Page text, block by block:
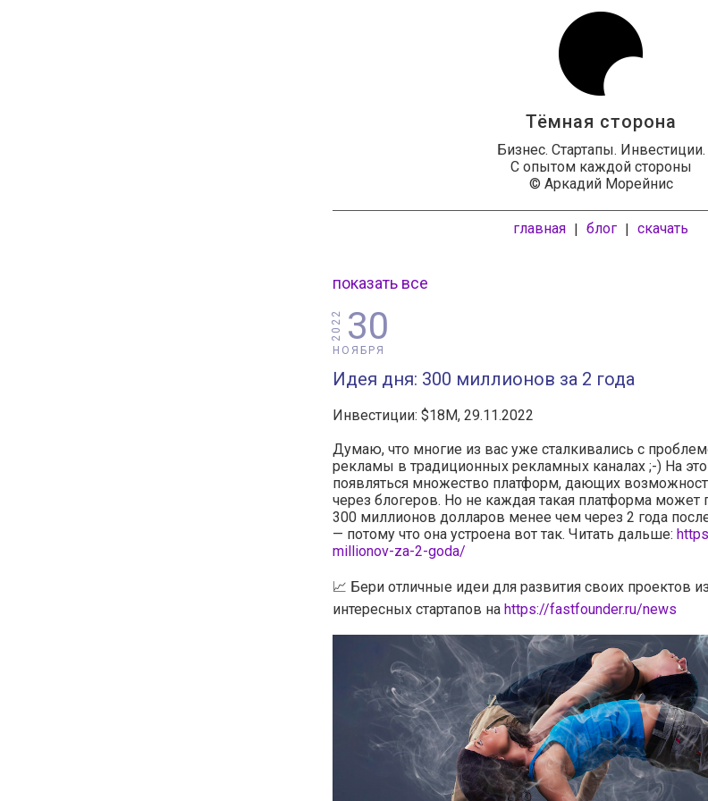
Тёмная сторона
Бизнес. Стартапы. Инвестиции.
С опытом каждой стороны
© Аркадий Морейнис
главная | блог | скачать
показать все
30
НОЯБРЯ
2022
Идея дня: 300 миллионов за 2 года
Инвестиции: $18M, 29.11.2022
Думаю, что многие из вас уже сталкивались с
рекламы в традиционных рекламных каналах ;-) На
появляться множество платформ, дающих
через блогеров. Но не каждая такая платформа может
300 миллионов долларов менее чем через 2 года
— потому что она устроена вот так. Читать дальше:
millionov-za-2-goda/
📈 Бери отличные идеи для развития своих проектов
интересных стартапов на https://fastfounder.ru/news